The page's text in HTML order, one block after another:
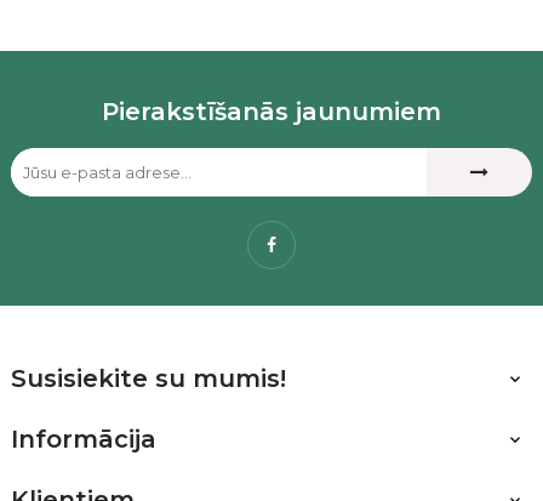
Pierakstīšanās jaunumiem
Facebook
Susisiekite su mumis! 
Informācija 